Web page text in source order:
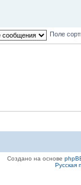
Поле
Создано на основе
Русская